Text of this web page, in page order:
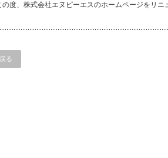
の度、株式会社エヌピーエスのホームページをリニ
る